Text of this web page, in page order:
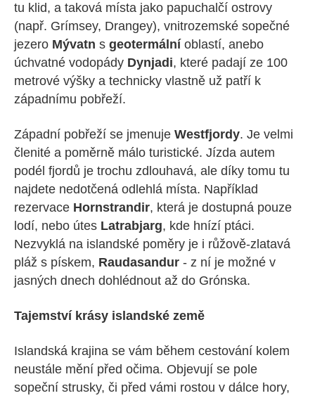
tu klid, a taková místa jako papuchalčí ostrovy
(např. Grímsey, Drangey), vnitrozemské sopečné
jezero Mývatn s geotermální oblastí, anebo
úchvatné vodopády Dynjadi, které padají ze 100
metrové výšky a technicky vlastně už patří k
západnímu pobřeží.
Západní pobřeží se jmenuje Westfjordy. Je velmi
členité a poměrně málo turistické. Jízda autem
podél fjordů je trochu zdlouhavá, ale díky tomu tu
najdete nedotčená odlehlá místa. Například
rezervace Hornstrandir, která je dostupná pouze
lodí, nebo útes Latrabjarg, kde hnízí ptáci.
Nezvyklá na islandské poměry je i růžově-zlatavá
pláž s pískem, Raudasandur - z ní je možné v
jasných dnech dohlédnout až do Grónska.
Tajemství krásy islandské země
Islandská krajina se vám během cestování kolem
neustále mění před očima. Objevují se pole
sopeční strusky, či před vámi rostou v dálce hory,